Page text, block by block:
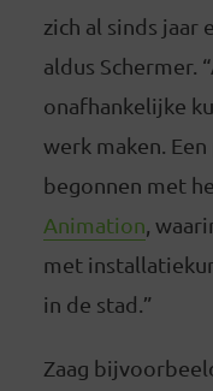
zich al sinds jaar
aldus Schermer.
onafhankelijke
werk maken.
begonnen met
Animation ,
met
in de stad.”
Zaag